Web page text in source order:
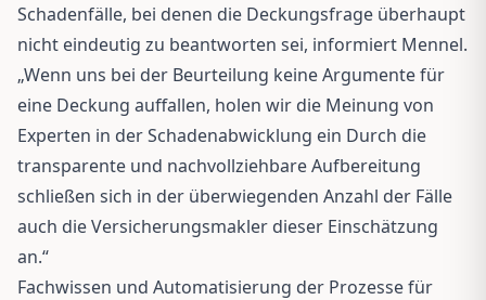
Schadenfälle, bei denen die Deckungsfrage überhaupt
nicht eindeutig zu beantworten sei, informiert Mennel.
„Wenn uns bei der Beurteilung keine Argumente für
eine Deckung auffallen, holen wir die Meinung von
Experten in der Schadenabwicklung ein Durch die
transparente und nachvollziehbare Aufbereitung
schließen sich in der überwiegenden Anzahl der Fälle
auch die Versicherungsmakler dieser Einschätzung
an.“
Fachwissen und Automatisierung der Prozesse für